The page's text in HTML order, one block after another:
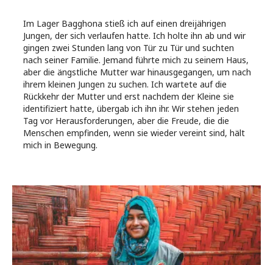
Im Lager Bagghona stieß ich auf einen dreijährigen
Jungen, der sich verlaufen hatte. Ich holte ihn ab und wir
gingen zwei Stunden lang von Tür zu Tür und suchten
nach seiner Familie. Jemand führte mich zu seinem Haus,
aber die ängstliche Mutter war hinausgegangen, um nach
ihrem kleinen Jungen zu suchen. Ich wartete auf die
Rückkehr der Mutter und erst nachdem der Kleine sie
identifiziert hatte, übergab ich ihn ihr. Wir stehen jeden
Tag vor Herausforderungen, aber die Freude, die die
Menschen empfinden, wenn sie wieder vereint sind, hält
mich in Bewegung.